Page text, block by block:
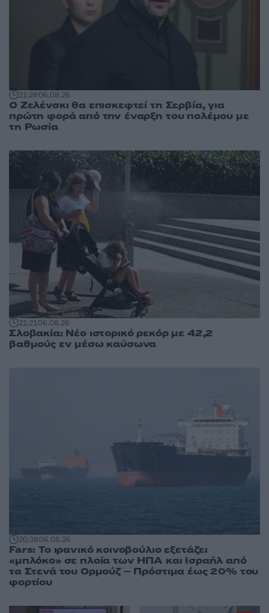
21:2806.08.26
Ο Ζελένσκι θα επισκεφτεί τη Σερβία, για
πρώτη φορά από την έναρξη του πολέμου με
τη Ρωσία
21:2106.08.26
Σλοβακία: Νέο ιστορικό ρεκόρ με 42,2
βαθμούς εν μέσω καύσωνα
20:3806.08.26
Fars: Το ιρανικό κοινοβούλιο εξετάζει
«μπλόκο» σε πλοία των ΗΠΑ και Ισραήλ από
τα Στενά του Ορμούζ – Πρόστιμα έως 20% του
φορτίου